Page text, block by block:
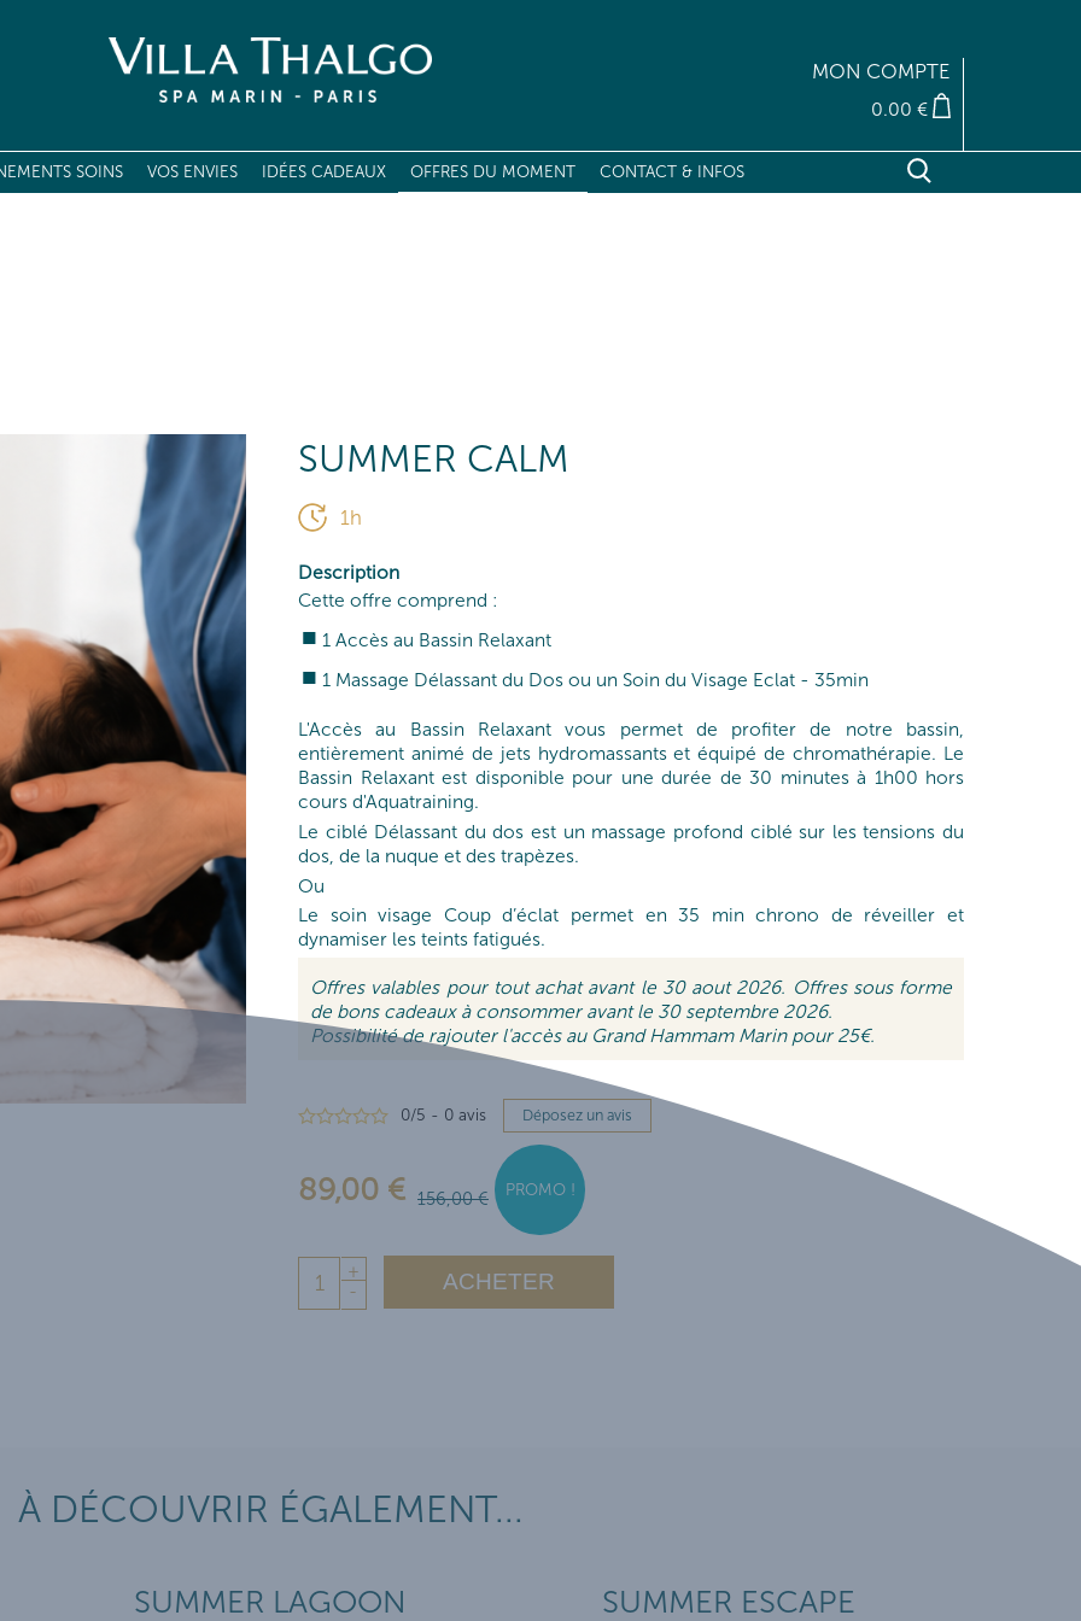
MON COMPTE
0.00 €
RITUELS
DE LA VILLA
CURES DE SOINS
ET JEUNE MAMAN
SOINS VOS ENVIES IDÉES CADEAUX OFFRES DU MOMENT CONTACT & INFOS
SUMMER CALM
1h
Description
Cette offre comprend :
1 Accès au Bassin Relaxant
1 Massage Délassant du Dos ou un Soin du Visage Eclat - 35min
L'Accès au Bassin Relaxant vous permet de profiter de notre bassin,
entièrement animé de jets hydromassants et équipé de chromathérapie. Le
Bassin Relaxant est disponible pour une durée de 30 minutes à 1h00 hors
cours d'Aquatraining.
Le ciblé Délassant du dos est un massage profond ciblé sur les tensions du
dos, de la nuque et des trapèzes.
Ou
Le soin visage Coup d’éclat permet en 35 min chrono de réveiller et
dynamiser les teints fatigués.
Offres valables pour tout achat avant le 30 aout 2026. Offres sous forme
de bons cadeaux à consommer avant le 30 septembre 2026.
Possibilité de rajouter l'accès au Grand Hammam Marin pour 25€.
0/5 - 0 avis Déposez un avis
89,00 € 156,00 € PROMO !
+
-
ACHETER
À DÉCOUVRIR ÉGALEMENT...
SUMMER LAGOON SUMMER ESCAPE